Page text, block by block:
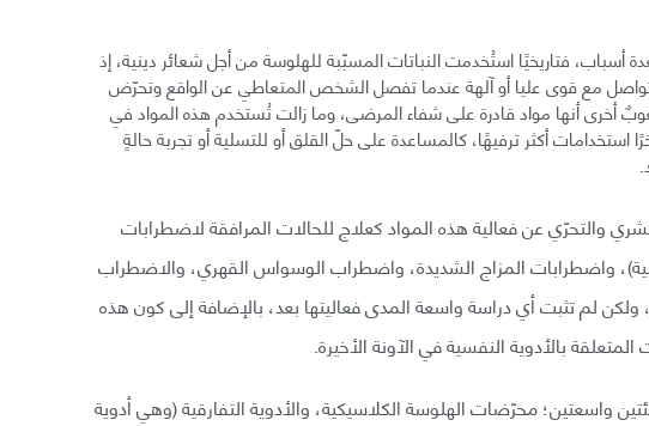
أسباب، فتاريخيًا استُخدمت النباتات المسبّبة للهلوسة من أجل شعائر دينية، إذ
مع قوى عليا أو آلهة عندما تفصل الشخص المتعاطي عن الواقع وتحرّض
أخرى أنها مواد قادرة على شفاء المرضى، وما زالت تُستخدم هذه المواد في
أكثر ترفيهًا، كالمساعدة على حلّ القلق أو للتسلية أو تجربة حالةٍ
والتحرّي عن فعالية هذه المواد كعلاج للحالات المرافقة لاضطرابات
واضطرابات المزاج الشديدة، واضطراب الوسواس القهري، والاضطراب
ولكن لم تثبت أي دراسة واسعة المدى فعاليتها بعد، بالإضافة إلى كون هذه
بالأدوية النفسية في الآونة الأخيرة.
واسعتين؛ محرّضات الهلوسة الكلاسيكية، والأدوية التفارقية (وهي أدوية